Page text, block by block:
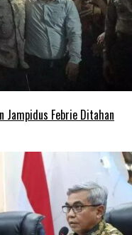
Jampidus Febrie Ditahan